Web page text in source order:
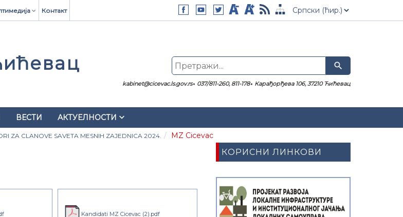
Контакт
search
kabinet@cicevac.ls.gov.rs 037/811-260, 811-178 Карађорђева 106, 37210 Ћићевац
ВЕСТИ АКТУЕЛНОСТИ keyboard_arrow_down
ZA CLANOVE SAVETA MESNIH ZAJEDNICA 2024. MZ Cicevac
Kandidati MZ Cicevac (2).pdf
КОРИСНИ ЛИНКОВИ